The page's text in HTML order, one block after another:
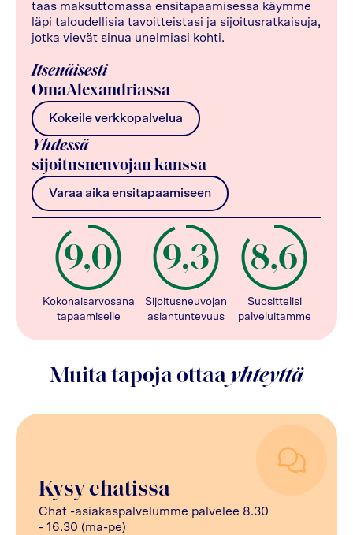
taas maksuttomassa ensitapaamisessa käymme
läpi taloudellisia tavoitteistasi ja sijoitusratkaisuja,
jotka vievät sinua unelmiasi kohti.
Itsenäisesti
OmaAlexandriassa
Kokeile verkkopalvelua
Yhdessä
sijoitusneuvojan kanssa
Varaa aika ensitapaamiseen
Kokonaisarvosana
tapaamiselle
Sijoitusneuvojan
asiantuntevuus
Suosittelisi
palveluitamme
Muita tapoja ottaayhteyttä
Kysy chatissa
Chat -asiakaspalvelumme palvelee 8.30
- 16.30 (ma-pe)